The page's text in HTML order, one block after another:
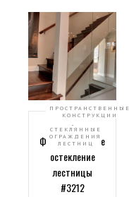
ПРОСТРАНСТВЕННЫЕ
КОНСТРУКЦИИ
,
СТЕКЛЯННЫЕ
ОГРАЖДЕНИЯ
ЛЕСТНИЦ
Фантастическое
остекление
лестницы
#3212